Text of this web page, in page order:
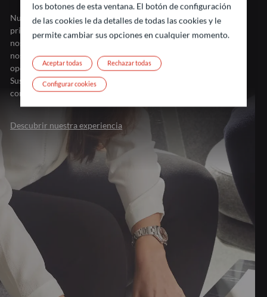
Nuestra fortaleza reside en nuestra presencia en los
principales centros financieros europeos. Esta proximidad
nos brinda un conocimiento sin igual del mercado, lo que
nos permite convertir los retos de inversión en
oportunidades adaptadas a sus necesidades específicas.
Sus retos de inversión merecen algo más que soluciones
convencionales. Merecen nuestra experiencia.
Descubrir nuestra experiencia
los botones de esta ventana. El botón de configuración
de las cookies le da detalles de todas las cookies y le
permite cambiar sus opciones en cualquier momento.
Rechazar todas
Aceptar todas
Configurar cookies